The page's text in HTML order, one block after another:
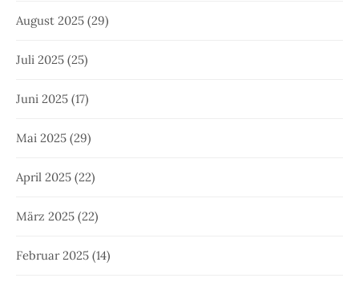
August 2025 (29)
Juli 2025 (25)
Juni 2025 (17)
Mai 2025 (29)
April 2025 (22)
März 2025 (22)
Februar 2025 (14)